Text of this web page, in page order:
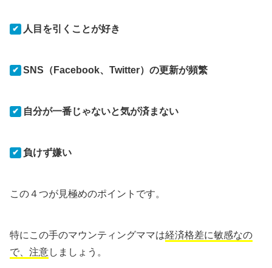
✔ 人目を引くことが好き
✔ SNS（Facebook、Twitter）の更新が頻繁
✔ 自分が一番じゃないと気が済まない
✔ 負けず嫌い
この４つが見極めのポイントです。
特にこの手のマウンティングママは経済格差に敏感なの
で、注意しましょう。